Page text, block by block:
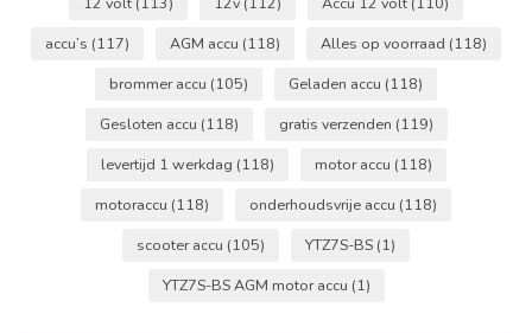
accu’s (117) AGM accu (118) Alles op voorraad (118)
brommer accu (105) Geladen accu (118)
Gesloten accu (118) gratis verzenden (119)
levertijd 1 werkdag (118) motor accu (118)
motoraccu (118) onderhoudsvrije accu (118)
scooter accu (105) YTZ7S-BS (1)
YTZ7S-BS AGM motor accu (1)